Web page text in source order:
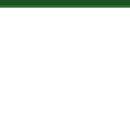
Skip to main content